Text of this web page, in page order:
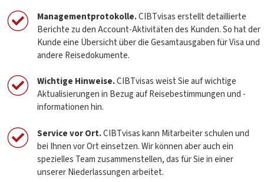
Managementprotokolle.CIBTvisas erstellt detaillierte
Berichte zu den Account-Aktivitäten des Kunden. So hat der
Kunde eine Übersicht über die Gesamtausgaben für Visa und
andere Reisedokumente.
Wichtige Hinweise.CIBTvisas weist Sie auf wichtige
Aktualisierungen in Bezug auf Reisebestimmungen und -
informationen hin.
Service vor Ort.CIBTvisas kann Mitarbeiter schulen und
bei Ihnen vor Ort einsetzen. Wir können aber auch ein
spezielles Team zusammenstellen, das für Sie in einer
unserer Niederlassungen arbeitet.